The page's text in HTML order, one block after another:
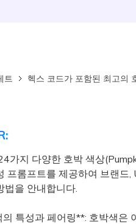
트 헥스 코드가 포함된 최고의
가지 다양한 호박 색상
프롬프트를 제공하여 브랜드
법을 안내합니다.
특성과 페어링**: 호박색은